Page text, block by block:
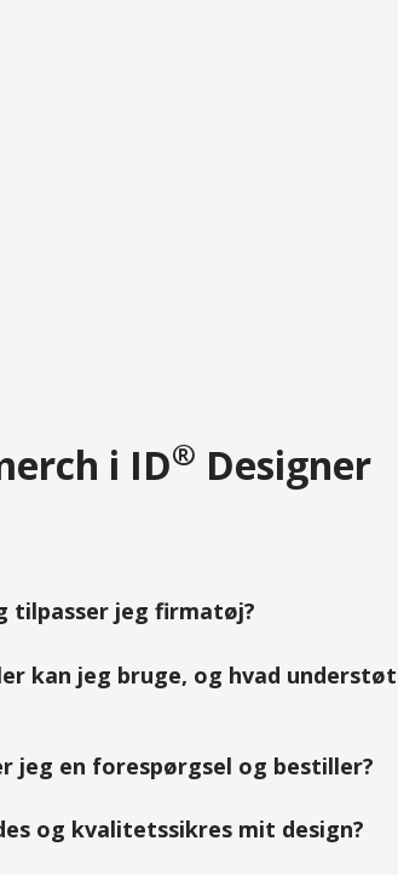
i ID® Designer
tilpasser jeg firmatøj?
kan jeg bruge, og hvad
jeg en forespørgsel og bestiller?
og kvalitetssikres mit design?